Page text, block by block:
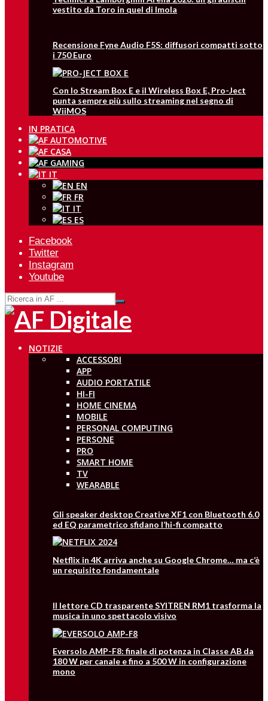
vestito da Toro in quel di Imola
Recensione Fyne Audio F5S: diffusori compatti sotto
i 750 Euro
Con lo Stream Box E e il Wireless Box E, Pro-Ject
punta sempre più sullo streaming nel segno di
WiiMOS
IN PRATICA
IT
EN
FR
IT
ES
Facebook
Twitter
Instagram
Youtube
NOTIZIE
ACCESSORI
APP
AUDIO PORTATILE
HI-FI
HOME CINEMA
MOBILE
PERSONAL COMPUTING
PERSONE
PRO
SMART HOME
TV
WEARABLE
Gli speaker desktop Creative XF1 con Bluetooth 6.0
ed EQ parametrico sfidano l’hi-fi compatto
Netflix in 4K arriva anche su Google Chrome… ma c’è
un requisito fondamentale
Il lettore CD trasparente SYITREN RM1 trasforma la
musica in uno spettacolo visivo
Eversolo AMP-F8: finale di potenza in Classe AB da
180 W per canale e fino a 500 W in configurazione
mono